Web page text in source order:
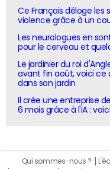
Ce Français déloge les
violence grâce à un
Les neurologues en
pour le cerveau et
Le jardinier du roi
avant fin août, voici
dans son jardin
Il crée une entreprise
6 mois grâce à l'IA :
Qui sommes-nous ?